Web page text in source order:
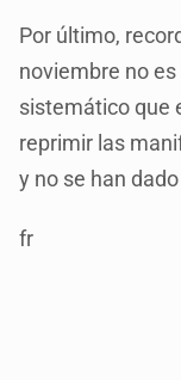
Por último,
noviembre no
sistemático que
reprimir las
y no se han
fr